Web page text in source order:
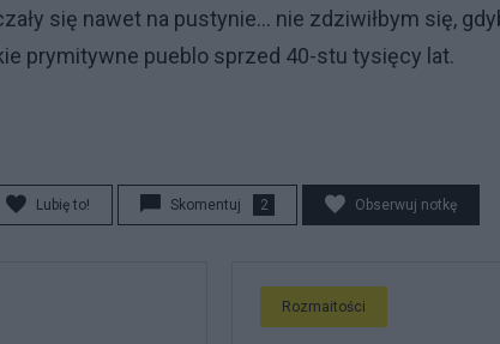
się nawet na pustynie... nie zdziwiłbym się,
prymitywne pueblo sprzed 40-stu tysięcy lat.
Lubię to! Skomentuj 2 Obserwuj notkę
Rozmaitości